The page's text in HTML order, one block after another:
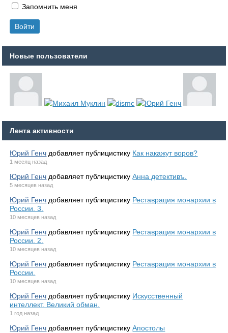
Запомнить меня
Новые пользователи
Лента активности
Юрий Генч добавляет публицистику Как накажут воров?
1 месяц назад
Юрий Генч добавляет публицистикуАнна детективъ.
5 месяцев назад
Юрий Генч добавляет публицистику Реставрация монархии в
России. 3.
10 месяцев назад
Юрий Генч добавляет публицистику Реставрация монархии в
России. 2.
10 месяцев назад
Юрий Генч добавляет публицистику Реставрация монархии в
России.
10 месяцев назад
Юрий Генч добавляет публицистику Искусственный
интеллект. Великий обман.
1 год назад
Юрий Генч добавляет публицистикуАпостолы